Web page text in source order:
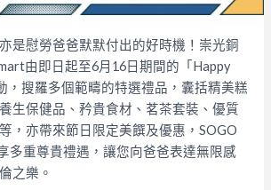
是慰勞爸爸默默付出的好時機！崇光銅
由即日起至6月16日期間的「Happy
，搜羅多個範疇的特選禮品，囊括精美糕
生保健品、矜貴食材、茗茶套裝、優質
，亦帶來節日限定美饌及優惠，SOGO
多重尊貴禮遇，讓您向爸爸表達無限感
之樂。